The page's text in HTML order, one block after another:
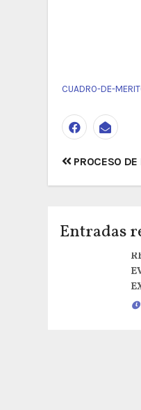
CUADRO-DE-
de
PROCESO
Entradas